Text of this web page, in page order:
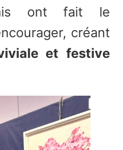
ont fait le
créant
et festive